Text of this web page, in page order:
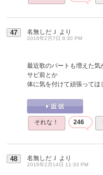
47 名無しだＪ より
2016年2月7日 8:30 PM
最近歌のパートも増えた気
サビ前とか
体に気を付けて頑張ってほ
それな！ 246
48 名無しだＪ より
2016年2月14日 11:33 PM